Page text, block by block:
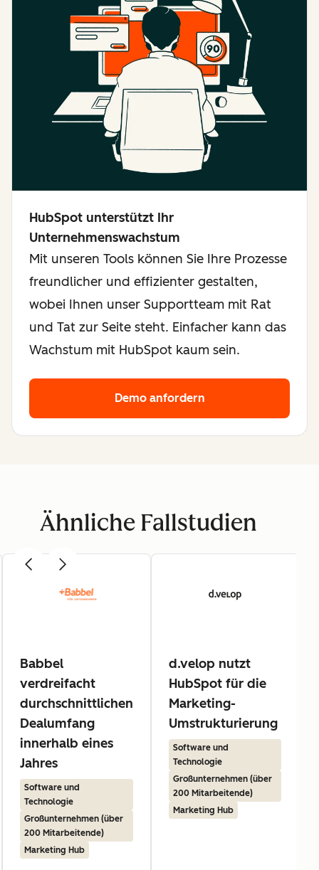
HubSpot unterstützt Ihr
Unternehmenswachstum
Mit unseren Tools können Sie Ihre Prozesse
freundlicher und effizienter gestalten,
wobei Ihnen unser Supportteam mit Rat
und Tat zur Seite steht. Einfacher kann das
Wachstum mit HubSpot kaum sein.
Demo anfordern
Ähnliche Fallstudien
Babbel
verdreifacht
durchschnittlichen
Dealumfang
innerhalb eines
Jahres
Software und
Technologie
Großunternehmen (über
200 Mitarbeitende)
Marketing Hub
d.velop nutzt
HubSpot für die
Marketing-
Umstrukturierung
Software und
Technologie
Großunternehmen (über
200 Mitarbeitende)
Marketing Hub